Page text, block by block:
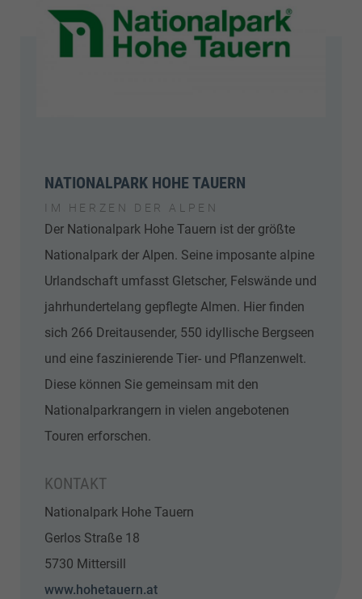
NATIONALPARK HOHE TAUERN
IM HERZEN DER ALPEN
Der Nationalpark Hohe Tauern ist der größte
Nationalpark der Alpen. Seine imposante alpine
Urlandschaft umfasst Gletscher, Felswände und
jahrhundertelang gepflegte Almen. Hier finden
sich 266 Dreitausender, 550 idyllische Bergseen
und eine faszinierende Tier- und Pflanzenwelt.
Diese können Sie gemeinsam mit den
Nationalparkrangern in vielen angebotenen
Touren erforschen.
KONTAKT
Nationalpark Hohe Tauern
Gerlos Straße 18
5730 Mittersill
www.hohetauern.at